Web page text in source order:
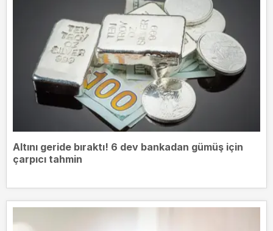
Altını geride bıraktı! 6 dev bankadan gümüş için
çarpıcı tahmin